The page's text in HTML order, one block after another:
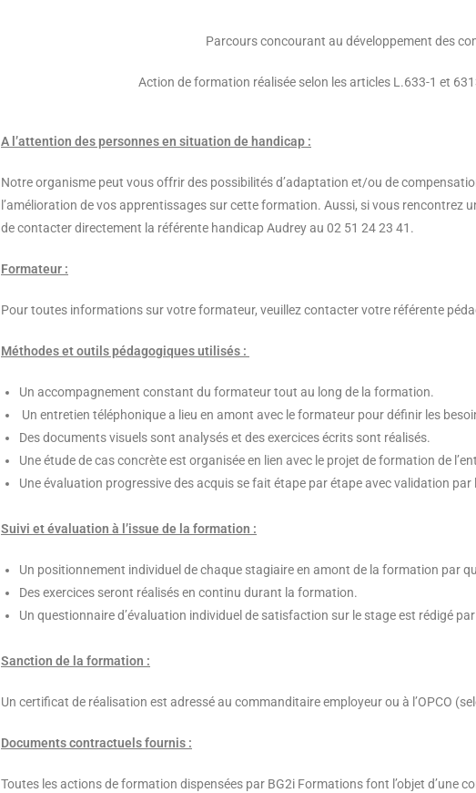
Parcours concourant au développement des
Action de formation réalisée selon les articles L.633-1 et
A l’attention des personnes en situation de handicap :
Notre organisme peut vous offrir des possibilités d’adaptation et/ou de
l’amélioration de vos apprentissages sur cette formation. Aussi, si vous rencontrez
de contacter directement la référente handicap Audrey au 02 51 24 23 41.
Formateur :
Pour toutes informations sur votre formateur, veuillez contacter votre référente
Méthodes et outils pédagogiques utilisés :
Un accompagnement constant du formateur tout au long de la formation.
Un entretien téléphonique a lieu en amont avec le formateur pour définir les
Des documents visuels sont analysés et des exercices écrits sont réalisés.
Une étude de cas concrète est organisée en lien avec le projet de formation de
Une évaluation progressive des acquis se fait étape par étape avec validation par
Suivi et évaluation à l’issue de la formation :
Un positionnement individuel de chaque stagiaire en amont de la formation par
Des exercices seront réalisés en continu durant la formation.
Un questionnaire d’évaluation individuel de satisfaction sur le stage est rédigé
Sanction de la formation :
Un certificat de réalisation est adressé au commanditaire employeur ou à l’OPCO
Documents contractuels fournis :
Toutes les actions de formation dispensées par BG2i Formations font l’objet d’une